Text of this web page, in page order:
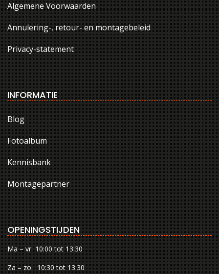
Algemene Voorwaarden
Annulering-, retour- en montagebeleid
Privacy-statement
INFORMATIE
Blog
Fotoalbum
Kennisbank
Montagepartner
OPENINGSTIJDEN
Ma – vr 10:00 tot 13:30
Za – zo 10:30 tot 13:30